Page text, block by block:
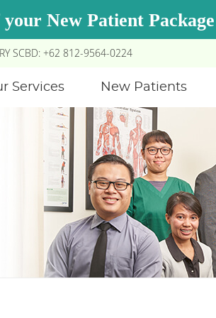
SCBD: +62 812-9564-0224
Services New Patients